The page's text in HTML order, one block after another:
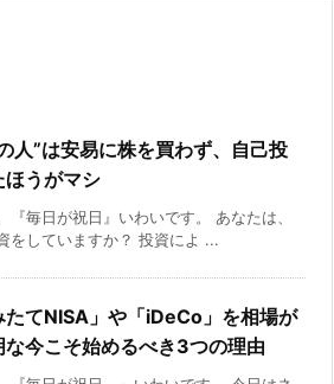
人”は安易に株を買わず、自己投
ほうがマシ
『毎日が祝日』いわいです。 あなたは、
をしていますか？ 投資によ ...
たてNISA」や「iDeCo」を相場が
な今こそ始めるべき3つの理由